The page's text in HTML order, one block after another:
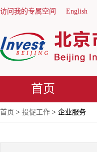
访问我的专属空间 English
首页
首页 > 投促工作 > 企业服务